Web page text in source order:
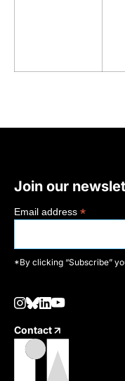
Join our
Email address *
*By clicking “Subscribe”
Contact